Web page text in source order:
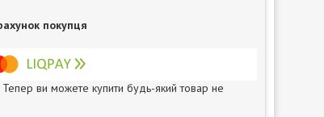
покупця
Тепер ви можете купити будь-який товар не